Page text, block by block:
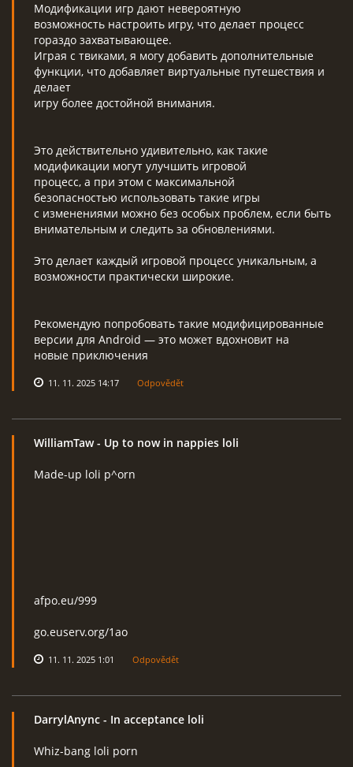
Модификации игр дают невероятную
возможность настроить игру, что делает процесс
гораздо захватывающее.
Играя с твиками, я могу добавить дополнительные
функции, что добавляет виртуальные путешествия и
делает
игру более достойной внимания.
Это действительно удивительно, как такие
модификации могут улучшить игровой
процесс, а при этом с максимальной
безопасностью использовать такие игры
с изменениями можно без особых проблем, если быть
внимательным и следить за обновлениями.
Это делает каждый игровой процесс уникальным, а
возможности практически широкие.
Рекомендую попробовать такие модифицированные
версии для Android — это может вдохновит на
новые приключения
11. 11. 2025 14:17 Odpovědět
WilliamTaw- Up to now in nappies loli
Made-up loli p^orn
afpo.eu/999
go.euserv.org/1ao
11. 11. 2025 1:01 Odpovědět
DarrylAnync - In acceptance loli
Whiz-bang loli porn